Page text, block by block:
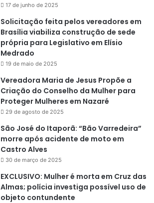
17 de junho de 2025
Solicitação feita pelos vereadores em
Brasília viabiliza construção de sede
própria para Legislativo em Elísio
Medrado
19 de maio de 2025
Vereadora Maria de Jesus Propõe a
Criação do Conselho da Mulher para
Proteger Mulheres em Nazaré
29 de agosto de 2025
São José do Itaporã: “Bão Varredeira”
morre após acidente de moto em
Castro Alves
30 de março de 2025
EXCLUSIVO: Mulher é morta em Cruz das
Almas; polícia investiga possível uso de
objeto contundente